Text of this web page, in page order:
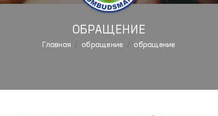
ОБРАЩЕНИЕ
Главная обращение обращение